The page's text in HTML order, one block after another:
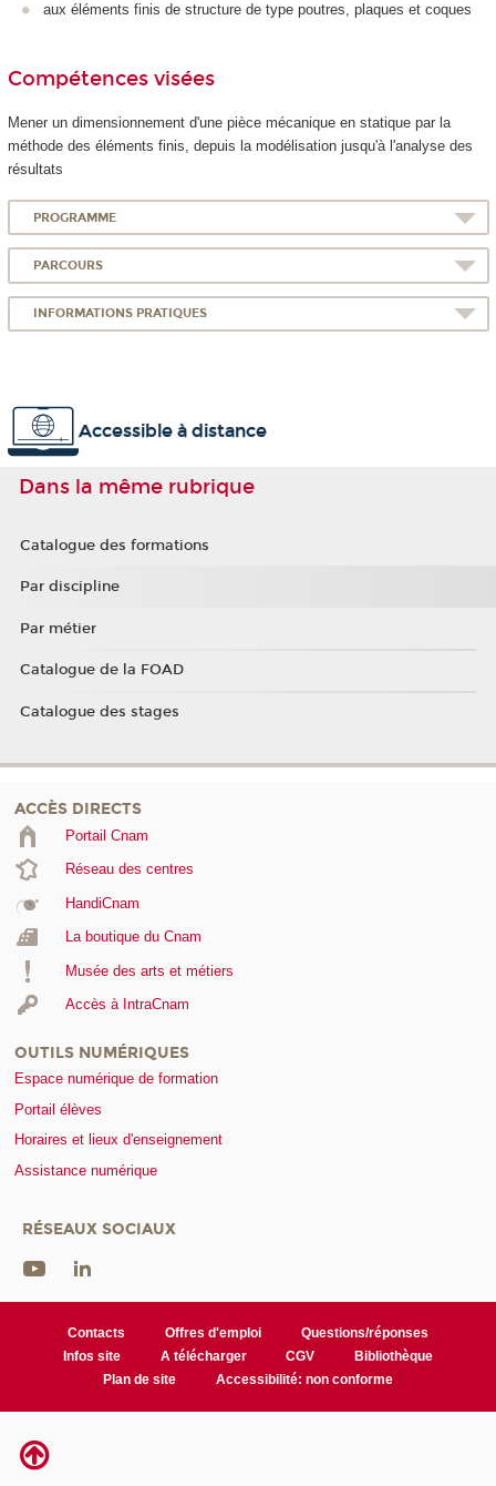
aux éléments finis de structure de type poutres, plaques et coques
Compétences visées
Mener un dimensionnement d'une pièce mécanique en statique par la
méthode des éléments finis, depuis la modélisation jusqu'à l'analyse des
résultats
PROGRAMME
PARCOURS
INFORMATIONS PRATIQUES
Accessible à distance
Dans la même rubrique
Catalogue des formations
Par discipline
Par métier
Catalogue de la FOAD
Catalogue des stages
ACCÈS DIRECTS
Portail Cnam
Réseau des centres
HandiCnam
La boutique du Cnam
Musée des arts et métiers
Accès à IntraCnam
OUTILS NUMÉRIQUES
Espace numérique de formation
Portail élèves
Horaires et lieux d'enseignement
Assistance numérique
RÉSEAUX SOCIAUX
Contacts Offres d'emploi
Questions/réponses
Infos site
A télécharger CGV
Bibliothèque
Plan de site
Accessibilité: non conforme